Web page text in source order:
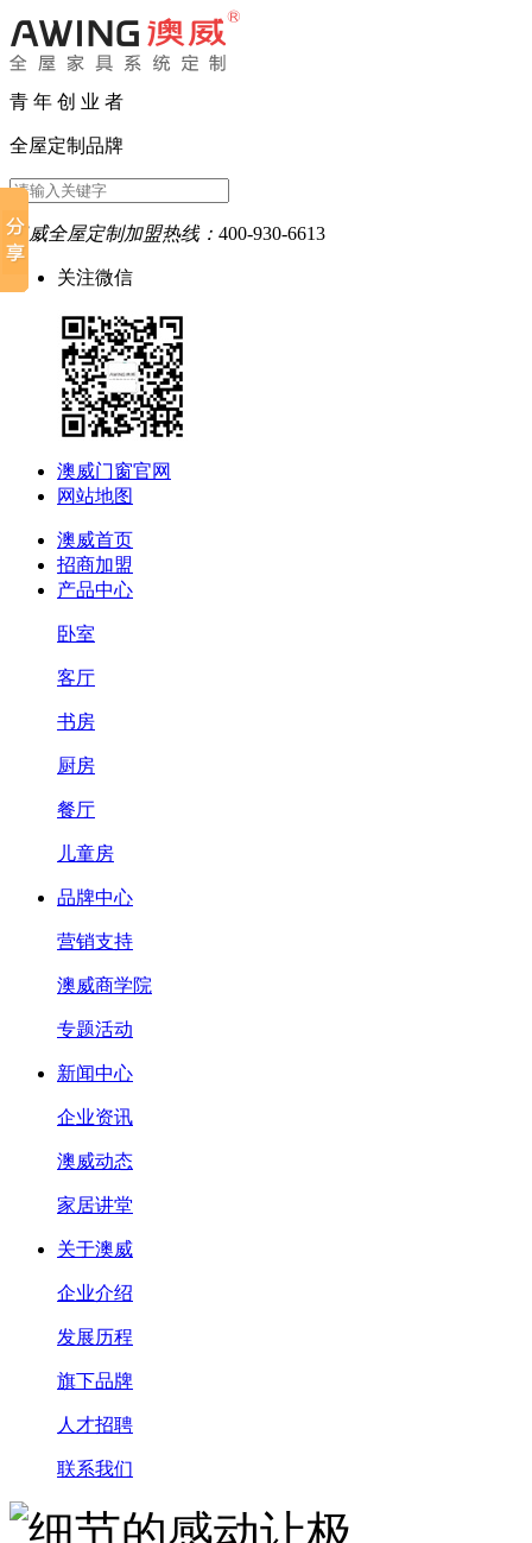
青 年 创 业 者
全屋定制品牌
澳威全屋定制加盟热线： 400-930-6613
关注微信
澳威门窗官网
网站地图
澳威首页
招商加盟
产品中心
卧室
客厅
书房
厨房
餐厅
儿童房
品牌中心
营销支持
澳威商学院
专题活动
新闻中心
企业资讯
澳威动态
家居讲堂
关于澳威
企业介绍
发展历程
旗下品牌
人才招聘
联系我们